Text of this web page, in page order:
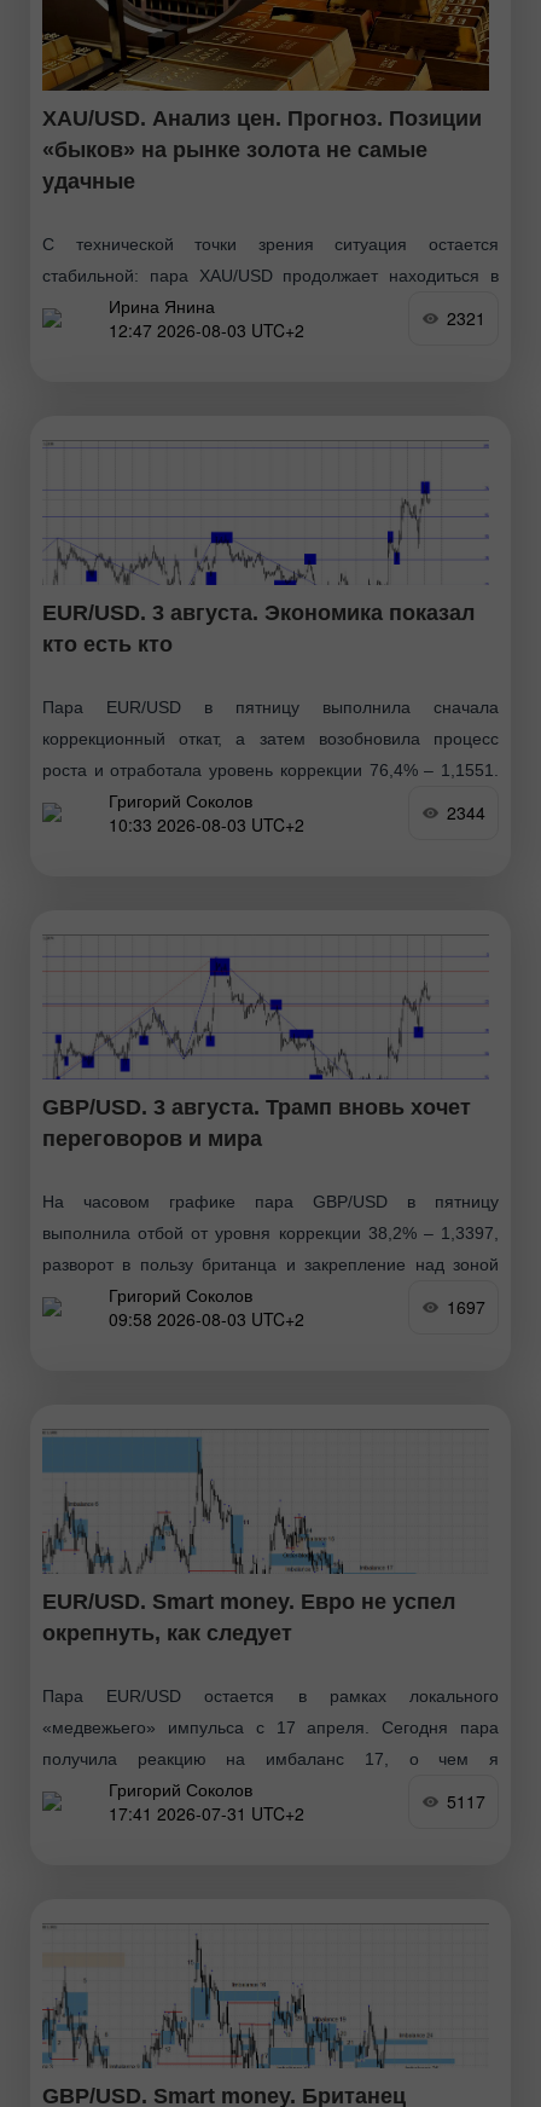
XAU/USD. Анализ цен. Прогноз. Позиции
«быков» на рынке золота не самые
удачные
С технической точки зрения ситуация остается
стабильной: пара XAU/USD продолжает находиться в
привычном диапазоне ниже 200-дневной простой
скользящей средней (SMA). Недавнее падение все еще
Ирина Янина
12:47 2026-08-03 UTC+2
2321
EUR/USD. 3 августа. Экономика показал
кто есть кто
Пара EUR/USD в пятницу выполнила сначала
коррекционный откат, а затем возобновила процесс
роста и отработала уровень коррекции 76,4% – 1,1551.
Отбой котировок от этого уровня сработает в пользу
американского доллара
Григорий Соколов
10:33 2026-08-03 UTC+2
2344
GBP/USD. 3 августа. Трамп вновь хочет
переговоров и мира
На часовом графике пара GBP/USD в пятницу
выполнила отбой от уровня коррекции 38,2% – 1,3397,
разворот в пользу британца и закрепление над зоной
1,3454–1,3458. Таким образом, процесс роста в
понедельник
Григорий Соколов
09:58 2026-08-03 UTC+2
1697
EUR/USD. Smart money. Евро не успел
окрепнуть, как следует
Пара EUR/USD остается в рамках локального
«медвежьего» импульса с 17 апреля. Сегодня пара
получила реакцию на имбаланс 17, о чем я
предупреждал долгое время, и вновь устремилась вниз.
Таким образом
Григорий Соколов
17:41 2026-07-31 UTC+2
5117
GBP/USD. Smart money. Британец